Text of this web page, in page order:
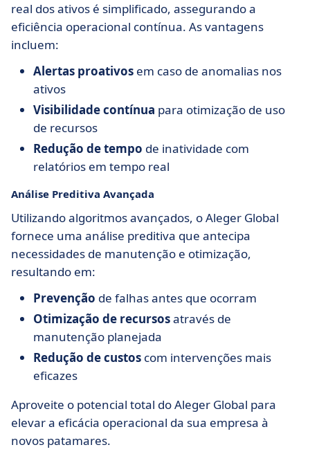
real dos ativos é simplificado, assegurando a
eficiência operacional contínua. As vantagens
incluem:
Alertas proativos em caso de anomalias nos
ativos
Visibilidade contínua para otimização de uso
de recursos
Redução de tempo de inatividade com
relatórios em tempo real
Análise Preditiva Avançada
Utilizando algoritmos avançados, o Aleger Global
fornece uma análise preditiva que antecipa
necessidades de manutenção e otimização,
resultando em:
Prevenção de falhas antes que ocorram
Otimização de recursosatravés de
manutenção planejada
Redução de custos com intervenções mais
eficazes
Aproveite o potencial total do Aleger Global para
elevar a eficácia operacional da sua empresa à
novos patamares.